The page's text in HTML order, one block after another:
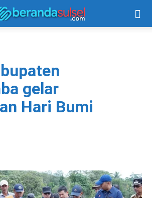
gelar
Hari Bumi